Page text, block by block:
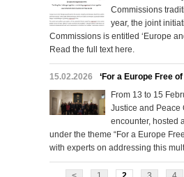
Commissions
year, the joint
Commissions is entitled ‘Europe
Read the full text here.
15.02.2026
‘For a Europe Free
From 13 to 15
Justice and Peace
encounter, hosted
under the theme “For a Europe
with experts on addressing this